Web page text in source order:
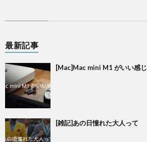
最新記事
[Mac]Mac mini M1 がいい感じ
[雑記]あの日憧れた大人って